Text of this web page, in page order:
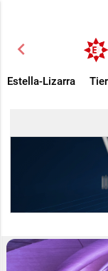
chevron_left
Estella-Lizarra